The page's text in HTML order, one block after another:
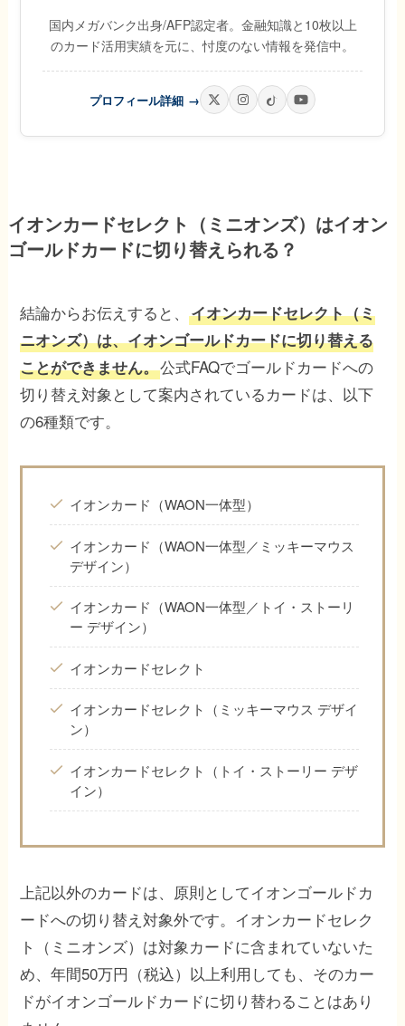
国内メガバンク出身/AFP認定者。金融知識と10枚以上
のカード活用実績を元に、忖度のない情報を発信中。
プロフィール詳細 →
イオンカードセレクト（ミニオンズ）はイオン
ゴールドカードに切り替えられる？
結論からお伝えすると、イオンカードセレクト（ミ
ニオンズ）は、イオンゴールドカードに切り替える
ことができません。公式FAQでゴールドカードへの
切り替え対象として案内されているカードは、以下
の6種類です。
イオンカード（WAON一体型）
イオンカード（WAON一体型／ミッキーマウス
デザイン）
イオンカード（WAON一体型／トイ・ストーリ
ー デザイン）
イオンカードセレクト
イオンカードセレクト（ミッキーマウス デザイ
ン）
イオンカードセレクト（トイ・ストーリー デザ
イン）
上記以外のカードは、原則としてイオンゴールドカ
ードへの切り替え対象外です。イオンカードセレク
ト（ミニオンズ）は対象カードに含まれていないた
め、年間50万円（税込）以上利用しても、そのカー
ドがイオンゴールドカードに切り替わることはあり